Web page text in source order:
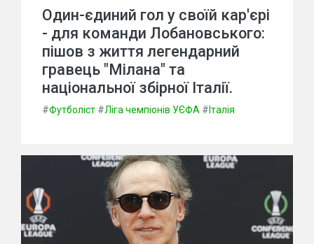
Один-єдиний гол у своїй кар'єрі
- для команди Лобановського:
пішов з життя легендарний
гравець "Мілана" та
національної збірної Італії.
#Футболіст #Ліга чемпіонів УЄФА # Італія